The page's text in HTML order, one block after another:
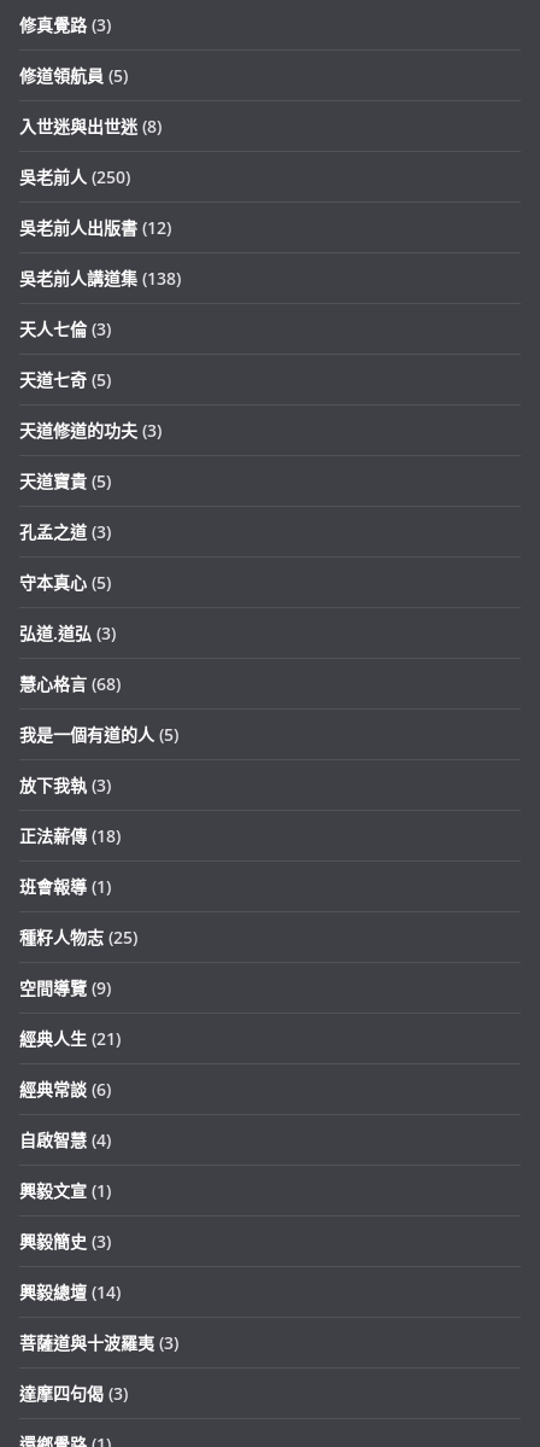
修真覺路 (3)
修道領航員 (5)
入世迷與出世迷 (8)
吳老前人 (250)
吳老前人出版書 (12)
吳老前人講道集 (138)
天人七倫 (3)
天道七奇 (5)
天道修道的功夫 (3)
天道寶貴 (5)
孔孟之道 (3)
守本真心 (5)
弘道.道弘 (3)
慧心格言 (68)
我是一個有道的人 (5)
放下我執 (3)
正法薪傳 (18)
班會報導 (1)
種籽人物志 (25)
空間導覽 (9)
經典人生 (21)
經典常談 (6)
自啟智慧 (4)
興毅文宣 (1)
興毅簡史 (3)
興毅總壇 (14)
菩薩道與十波羅夷 (3)
達摩四句偈 (3)